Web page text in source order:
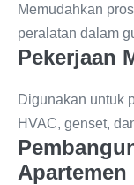
Memudahkan
peralatan dalam
Pekerjaan
Digunakan untuk
HVAC, genset,
Apartemen